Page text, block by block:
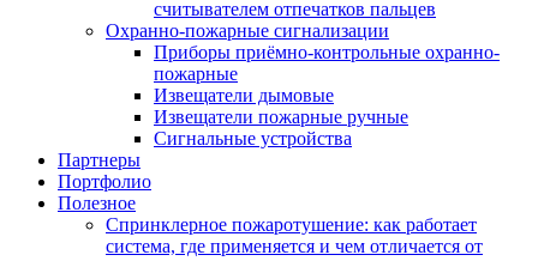
считывателем отпечатков пальцев
Охранно-пожарные сигнализации
Приборы приёмно-контрольные охранно-
пожарные
Извещатели дымовые
Извещатели пожарные ручные
Сигнальные устройства
Партнеры
Портфолио
Полезное
Спринклерное пожаротушение: как работает
система, где применяется и чем отличается от